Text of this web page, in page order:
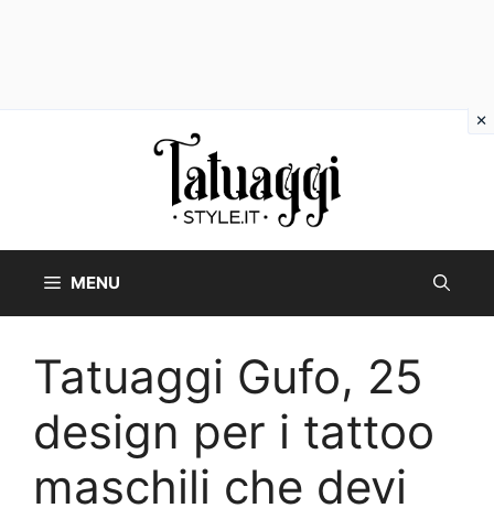
MENU
Tatuaggi Gufo, 25
design per i tattoo
maschili che devi